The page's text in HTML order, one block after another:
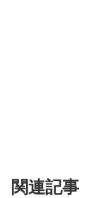
関連記事